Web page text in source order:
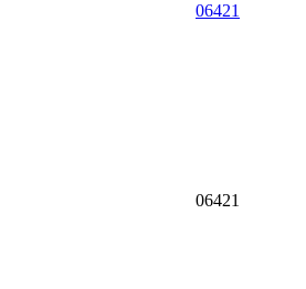
06421
06421